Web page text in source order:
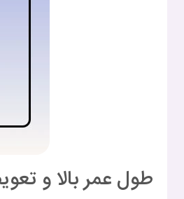
طول عمر بالا و